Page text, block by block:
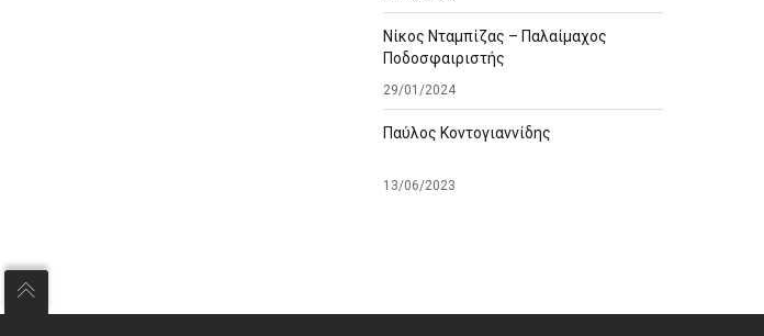
Νίκος Νταμπίζας – Παλαίμαχος
Ποδοσφαιριστής
29/01/2024
Παύλος Κοντογιαννίδης
13/06/2023